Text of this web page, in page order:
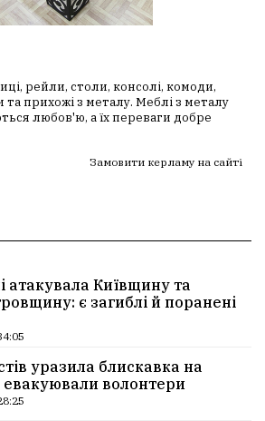
рейли, столи, консолі, комоди,
прихожі з металу. Меблі з металу
любов'ю, а їх переваги добре
Замовити керламу на сайті
атакувала Київщину та
є загиблі й поранені
уразила блискавка на
евакуювали волонтери